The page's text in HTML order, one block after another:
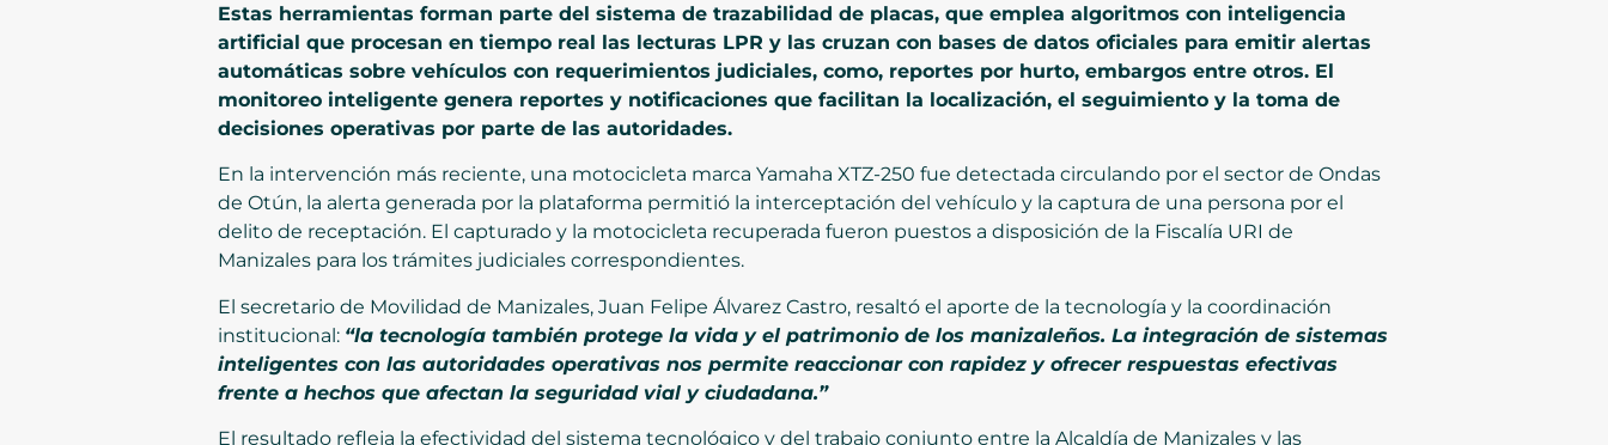
Estas herramientas forman parte del sistema de trazabilidad de placas, que emplea algoritmos con inteligencia
artificial que procesan en tiempo real las lecturas LPR y las cruzan con bases de datos oficiales para emitir alertas
automáticas sobre vehículos con requerimientos judiciales, como, reportes por hurto, embargos entre otros. El
monitoreo inteligente genera reportes y notificaciones que facilitan la localización, el seguimiento y la toma de
decisiones operativas por parte de las autoridades.
En la intervención más reciente, una motocicleta marca Yamaha XTZ-250 fue detectada circulando por el sector de Ondas
de Otún, la alerta generada por la plataforma permitió la interceptación del vehículo y la captura de una persona por el
delito de receptación. El capturado y la motocicleta recuperada fueron puestos a disposición de la Fiscalía URI de
Manizales para los trámites judiciales correspondientes.
El secretario de Movilidad de Manizales, Juan Felipe Álvarez Castro, resaltó el aporte de la tecnología y la coordinación
institucional: “la tecnología también protege la vida y el patrimonio de los manizaleños. La integración de sistemas
inteligentes con las autoridades operativas nos permite reaccionar con rapidez y ofrecer respuestas efectivas
frente a hechos que afectan la seguridad vial y ciudadana.”
El resultado refleja la efectividad del sistema tecnológico y del trabajo conjunto entre la Alcaldía de Manizales y las